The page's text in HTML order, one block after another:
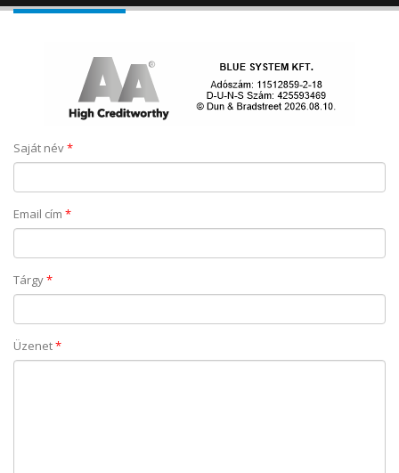
Saját név*
Email cím *
Tárgy*
Üzenet*